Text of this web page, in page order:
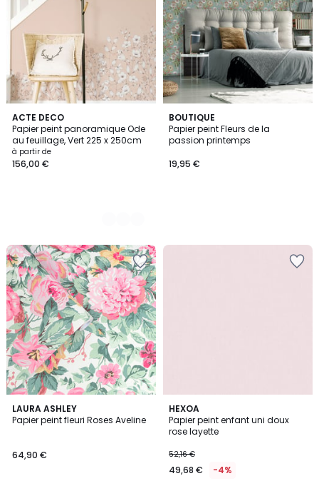
ACTE DECO
Papier peint panoramique Ode
au feuillage, Vert 225 x 250cm
à partir de
156,00 €
4
Couleurs
BOUTIQUE
Papier peint Fleurs de la
passion printemps
19,95 €
LAURA ASHLEY
Papier peint fleuri Roses Aveline
64,90 €
HEXOA
Papier peint enfant uni doux
rose layette
52,16 €
49,68 € -4%